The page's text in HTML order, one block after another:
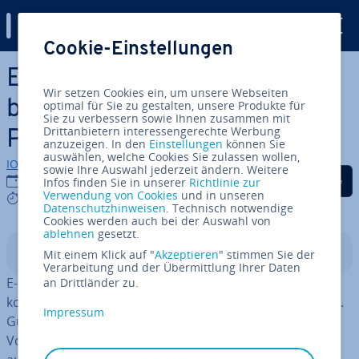
Zum Haupt­in­halt springen
E-Rechnung-Software: Die
besten E-Rechnung-
Programme im Überblick
IONOS Redaktion
04.08.2026
8 mins
Auf Facebook teilen
Auf Twitter teilen
Auf LinkedIn
In­halts­ver­zeich­nis
E-Rechnung-Software er­mög­licht es, E-Rech­nun­gen un­
kom­pli­ziert zu erstellen, zu versenden und zu verwalten.
Gute Programme erfüllen nicht nur die ge­setz­li­chen
Vorgaben, sondern bieten auch hilf­rei­che Features wie
Cookie-Einstellungen
Wir setzen Cookies ein, um unsere Webseiten
optimal für Sie zu gestalten, unsere Produkte für
Sie zu verbessern sowie Ihnen zusammen mit
Drittanbietern interessengerechte Werbung
anzuzeigen. In den Einstellungen können Sie
auswählen, welche Cookies Sie zulassen wollen,
sowie Ihre Auswahl jederzeit ändern. Weitere
Infos finden Sie in unserer Richtlinie zur
Verwendung von Cookies und in unseren
Datenschutzhinweisen. Technisch notwendige
Cookies werden auch bei der Auswahl von
ablehnen gesetzt.
Mit einem Klick auf "Akzeptieren" stimmen Sie der
Verarbeitung und der Übermittlung Ihrer Daten
an Drittländer zu.
Impressum